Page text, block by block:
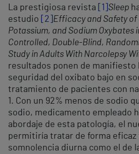
La prestigiosa revista [1] Sleep
estudio
[2] Efficacy and Safety of
Potassium, and Sodium Oxybates
Controlled, Double-Blind,
Study in Adults With Narcolepsy
resultados ponen de manifiesto
seguridad del oxibato bajo en
tratamiento de pacientes con
1. Con un 92% menos de sodio
sodio, medicamento empleado
abordaje de esta patología, el
permitiría tratar de forma eficaz
somnolencia diurna como el de